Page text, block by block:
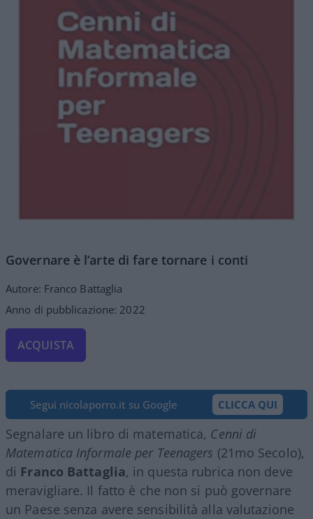
Governare è l’arte di fare tornare i conti
Autore: Franco Battaglia
Anno di pubblicazione: 2022
ACQUISTA
Segui nicolaporro.it su Google CLICCA QUI
Segnalare un libro di matematica, Cenni di
Matematica Informale per Teenagers (21mo Secolo),
di Franco Battaglia, in questa rubrica non deve
meravigliare. Il fatto è che non si può governare
un Paese senza avere sensibilità alla valutazione